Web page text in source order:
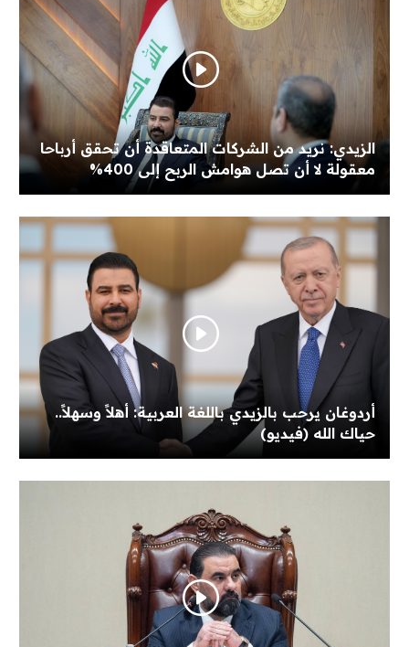
الزيدي: نريد من الشركات المتعاقدة أن تحقق أرباحا
معقولة لا أن تصل هوامش الربح إلى 400%
أردوغان يرحب بالزيدي باللغة العربية: أهلاً وسهلاً..
حياك الله (فيديو)